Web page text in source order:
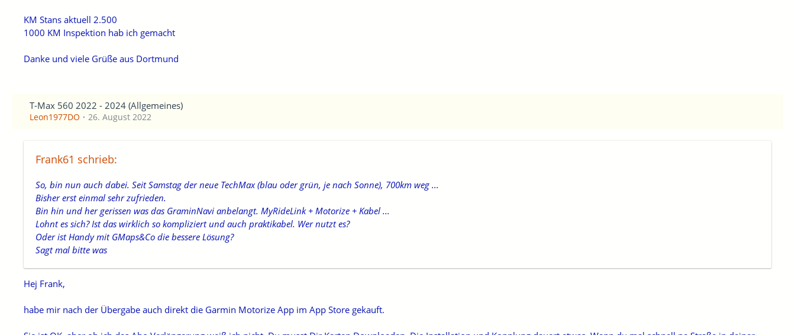
KM Stans aktuell 2.500
1000 KM Inspektion hab ich gemacht
Danke und viele Grüße aus Dortmund
T-Max 560 2022 - 2024 (Allgemeines)
Leon1977DO 26. August 2022
Frank61 schrieb:
So, bin nun auch dabei. Seit Samstag der neue TechMax (blau oder grün, je nach Sonne), 700km weg ...
Bisher erst einmal sehr zufrieden.
Bin hin und her gerissen was das GraminNavi anbelangt. MyRideLink + Motorize + Kabel ...
Lohnt es sich? Ist das wirklich so kompliziert und auch praktikabel. Wer nutzt es?
Oder ist Handy mit GMaps&Co die bessere Lösung?
Sagt mal bitte was
Hej Frank,
habe mir nach der Übergabe auch direkt die Garmin Motorize App im App Store gekauft.